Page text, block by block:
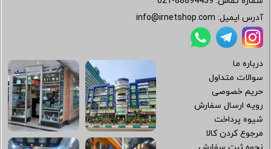
آدرس ایمیل: info@irnetshop.com
درباره ما
سوالات متداول
حریم خصوصی
رویه ارسال سفارش
شیوه پرداخت
مرجوع کردن کالا